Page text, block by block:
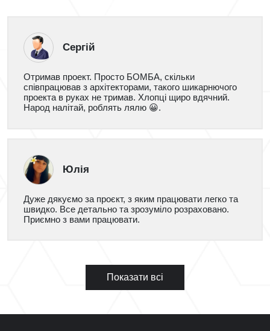
Сергій
Отримав проект. Просто БОМБА, скільки
співпрацював з архітекторами, такого шикарнючого
проекта в руках не тримав. Хлопці щиро вдячний.
Народ налітай, роблять лялю 😀.
Юлія
Дуже дякуємо за проєкт, з яким працювати легко та
швидко. Все детально та зрозуміло розраховано.
Приємно з вами працювати.
Показати всі